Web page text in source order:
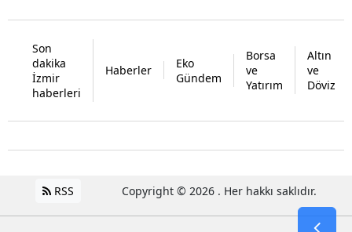
Son
dakika
İzmir
haberleri
Haberler
Eko
Gündem
Borsa
ve
Yatırım
Altın
ve
Döviz
RSS Copyright © 2026 . Her hakkı saklıdır.